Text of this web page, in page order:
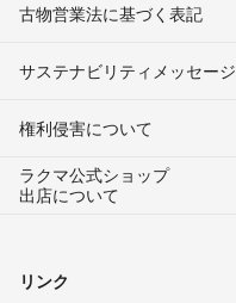
古物営業法に基づく表記
サステナビリティメッセージ
権利侵害について
ラクマ公式ショップ
出店について
リンク